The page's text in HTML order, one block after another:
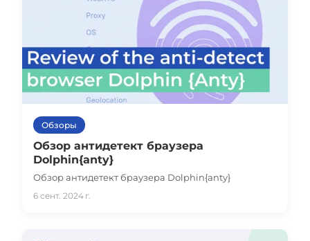
Обзоры
Обзор антидетект браузера
Dolphin{anty}
Обзор антидетект браузера Dolphin{anty}
6 сент. 2024 г.